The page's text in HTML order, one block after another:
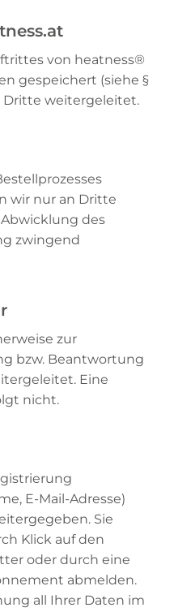
von heatness®
gespeichert (siehe §
Dritte weitergeleitet.
wir nur an Dritte
des
zwingend
zur
bzw. Beantwortung
Eine
nicht.
E-Mail-Adresse)
Sie
Klick auf den
oder durch eine
abmelden.
all Ihrer Daten im